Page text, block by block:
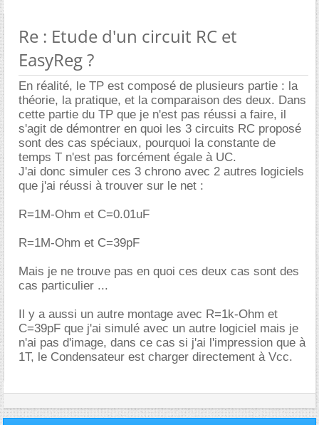
Re : Etude d'un circuit RC et
EasyReg ?
En réalité, le TP est composé de plusieurs partie : la
théorie, la pratique, et la comparaison des deux. Dans
cette partie du TP que je n'est pas réussi a faire, il
s'agit de démontrer en quoi les 3 circuits RC proposé
sont des cas spéciaux, pourquoi la constante de
temps T n'est pas forcément égale à UC.
J'ai donc simuler ces 3 chrono avec 2 autres logiciels
que j'ai réussi à trouver sur le net :
R=1M-Ohm et C=0.01uF
R=1M-Ohm et C=39pF
Mais je ne trouve pas en quoi ces deux cas sont des
cas particulier ...
Il y a aussi un autre montage avec R=1k-Ohm et
C=39pF que j'ai simulé avec un autre logiciel mais je
n'ai pas d'image, dans ce cas si j'ai l'impression que à
1T, le Condensateur est charger directement à Vcc.